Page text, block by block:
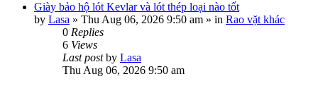
Giày bảo hộ lót Kevlar và lót thép loại nào tốt
by Lasa » Thu Aug 06, 2026 9:50 am » in Rao vặt khác
0 Replies
6 Views
Last postby Lasa
Thu Aug 06, 2026 9:50 am